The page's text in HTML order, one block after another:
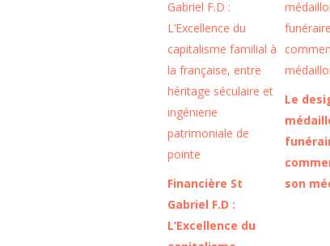
Financière St
Gabriel F.D :
L’Excellence du
Le
son